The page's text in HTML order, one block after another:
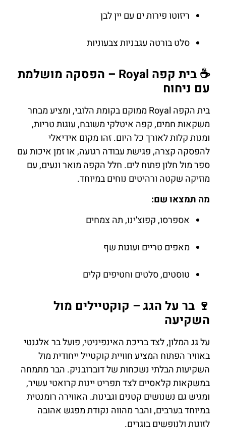
ריזוטו פירות ים עם יין לבן
סלט בורטה עגבניות צבעוניות
☕ בית קפה Royal – הפסקה מושלמת
עם ניחוח
בית הקפה Royal ממוקם בקומת הלובי, ומציע מבחר
משקאות חמים, קפה איטלקי משובח, עוגות טריות,
ומנות קלות לאורך כל היום. זהו מקום אידיאלי
להפסקה קצרה, פגישת עבודה רגועה, או זמן איכות עם
ספר מול חלון פתוח לים. חלל הקפה מואר ונעים, עם
מוזיקה שקטה ורהיטים נוחים במיוחד.
מה תמצאו שם:
אספרסו, קפוצ'ינו, תה צמחים
מאפים טריים ועוגות שף
טוסטים, סלטים וחטיפים קלים
🍷 בר על הגג – קוקטיילים מול
השקיעה
על גג המלון, לצד בריכת האינפיניטי, פועל בר אלגנטי
באוויר הפתוח המציע חוויית קוקטייל ייחודית מול
השקיעות הבלתי נשכחות של דוברובניק. הבר מתמחה
במשקאות קלאסיים לצד תפריט יינות קרואטי עשיר,
ומגיש גם נשנושים קטנים וגבינות. האווירה רומנטית
במיוחד בערבים, והבר מהווה נקודת מפגש אהובה
לזוגות ולנופשים בוגרים.